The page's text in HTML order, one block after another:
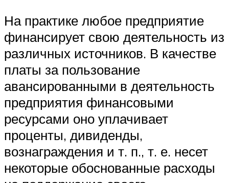
На практике любое предприятие
финансирует свою деятельность из
различных источников. В качестве
платы за пользование
авансированными в деятельность
предприятия финансовыми
ресурсами оно уплачивает
проценты, дивиденды,
вознаграждения и т. п., т. е. несет
некоторые обоснованные расходы